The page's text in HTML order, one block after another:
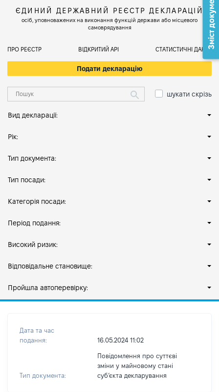
ЄДИНИЙ ДЕРЖАВНИЙ РЕЄСТР ДЕКЛАРАЦІЙ
осіб, уповноважених на виконання функцій держави або місцевого
самоврядування
ПРО РЕЄСТР ВІДКРИТИЙ АРІ СТАТИСТИЧНІ ДАНІ
Подати декларацію
шукати скрізь
Вид декларації:
Рік:
Тип документа:
Тип посади:
Категорія посади:
Період подання:
Високий ризик:
Відповідальне становище:
Пройшла автоперевірку:
Дата та час
подання:
16.05.2024 11:02
Тип документа:
Повідомлення про суттєві
зміни у майновому стані
субʼєкта декларування
Зміст документа